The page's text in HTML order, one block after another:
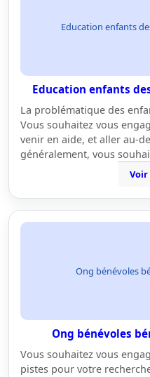
Education enfants
Education enfants
La problématique des
Vous souhaitez vous
venir en aide, et aller au-
généralement, vous
Ong bénévoles
Ong bénévoles
Vous souhaitez vous
pistes pour votre